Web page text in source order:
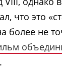
что это
более не